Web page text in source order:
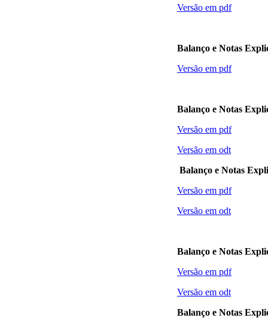
Versão em pdf
Balanço e Notas
Versão em pdf
Balanço e Notas
Versão em pdf
Versão em odt
Balanço e Notas
Versão em pdf
Versão em odt
Balanço e Notas
Versão em pdf
Versão em odt
Balanço e Notas